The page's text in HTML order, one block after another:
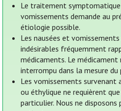
Le traitement symptomatique
vomissements demande au
étiologie possible.
Les nausées et
indésirables fréquemment
médicaments. Le médicament
interrompu dans la mesure du
Les vomissements survenant
ou éthylique ne requièrent
particulier. Nous ne disposons